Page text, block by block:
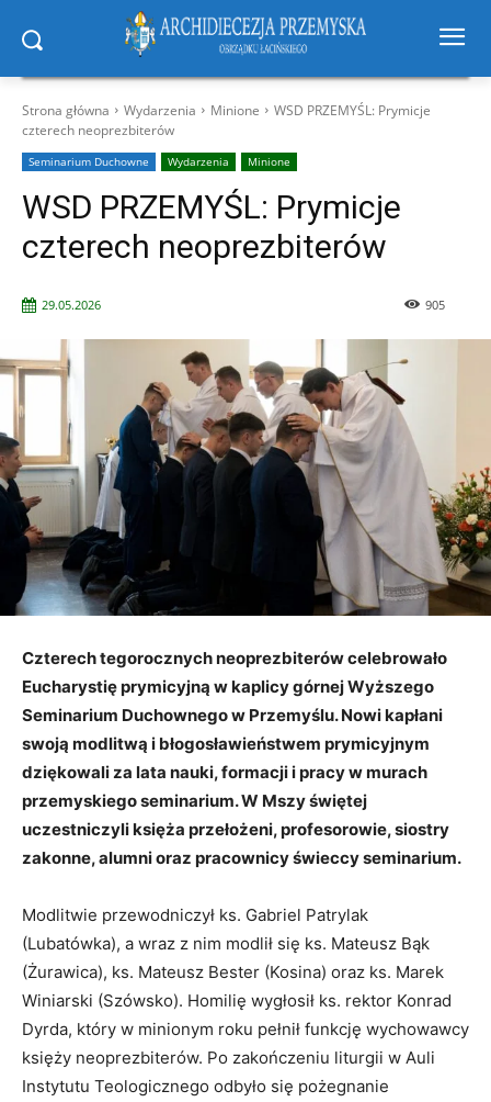
Strona główna Wydarzenia Minione
WSD PRZEMYŚL: Prymicje
czterech neoprezbiterów
Seminarium Duchowne Wydarzenia Minione
WSD PRZEMYŚL: Prymicje
czterech neoprezbiterów
29.05.2026 905
Czterech tegorocznych neoprezbiterów celebrowało
Eucharystię prymicyjną w kaplicy górnej Wyższego
Seminarium Duchownego w Przemyślu. Nowi kapłani
swoją modlitwą i błogosławieństwem prymicyjnym
dziękowali za lata nauki, formacji i pracy w murach
przemyskiego seminarium. W Mszy świętej
uczestniczyli księża przełożeni, profesorowie, siostry
zakonne, alumni oraz pracownicy świeccy seminarium.
Modlitwie przewodniczył ks. Gabriel Patrylak
(Lubatówka), a wraz z nim modlił się ks. Mateusz Bąk
(Żurawica), ks. Mateusz Bester (Kosina) oraz ks. Marek
Winiarski (Szówsko). Homilię wygłosił ks. rektor Konrad
Dyrda, który w minionym roku pełnił funkcję wychowawcy
księży neoprezbiterów. Po zakończeniu liturgii w Auli
Instytutu Teologicznego odbyło się pożegnanie